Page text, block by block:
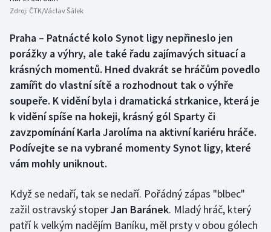
Box
Curling
Dostihy
Florbal
Futsal
Golf
Gymnastika
Zdroj: ČTK/Václav Šálek
Praha – Patnácté kolo Synot ligy nepřineslo jen
porážky a výhry, ale také řadu zajímavých situací a
krásných momentů. Hned dvakrát se hráčům povedlo
zamířit do vlastní sítě a rozhodnout tak o výhře
soupeře. K vidění byla i dramatická strkanice, která je
k vidění spíše na hokeji, krásný gól Sparty či
zavzpomínání Karla Jarolíma na aktivní kariéru hráče.
Podívejte se na vybrané momenty Synot ligy, které
vám mohly uniknout.
Když se nedaří, tak se nedaří. Pořádný zápas "blbec"
zažil ostravský stoperJan Baránek. Mladý hráč, který
patří k velkým nadějím Baníku, měl prsty v obou gólech